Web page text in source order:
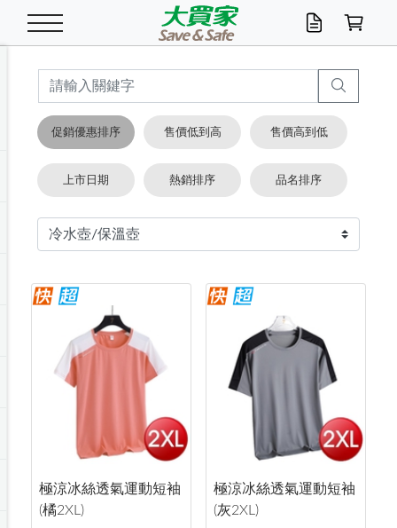
米/五穀/濃湯 米/糙米
五穀/南北貨
湯類/湯塊
油/調味料
食用油
醬油.油膏.蠔油
泡麵 / 麵條
包麵
碗麵/義大利麵
麵條/快煮麵/米粉
魚罐
醬菜/玉米罐
點心罐
休閒零嘴 初一十五拜拜懶
零嘴
堅果/海苔
美味餅乾
餅乾
糕餅/點心
糖果/巧克力
糖果/蜜餞/果凍
巧克力
茶飲料
果汁咖啡
碳酸/礦泉水
機能飲料
箱購飲料
養生保健/常備品 雞精/飲品
機能保健
▶保健品牌推薦
奶粉/穀麥片
奶粉
麥片/玉米片
沖調穀粉/隨手包
特色茶品
綠茶
紅茶
奶茶/花草茶
黑糖桂圓/蜂蜜醋
即溶咖啡
咖啡豆/粉/濾掛
可可/糖/奶精
沐浴乳香皂 沐浴乳
香皂/洗手乳
美髮造型
洗髮/護髮
造型髮品
口腔清潔
牙 刷
牙膏/漱口水
潔顏產品
卸妝/粉刺調理
開架/身體保養
臉部保養
面/眼膜
鍋具/飲水/廚房 鍋具/餐具
保鮮/微波
掃除用具/照明/五金
掃除/清潔用具
洗衣/曬衣用具
電池/延長線
修繕/五金/祭祀
傢飾/收納/衛浴
寢具/家具
收納用品
衛浴/毛巾
寵物食品
寵物清潔/百貨
衛生紙/濕巾 抽取衛生紙/濕巾
廚房紙巾/平版/
箱購免運區
衣物清潔
洗衣精
洗衣粉/皂
漂白水/柔軟精
居家清潔
廚房/餐具清潔
浴廁/水管清潔
居家清潔/除濕芳
衛生棉
成人/嬰兒紙尿褲
箱購免運區
嬰兒尿布
成人紙尿褲
廚房家電 料理鍋具
烤箱/微波/電磁爐
快煮壺/烘碗機
季節家電
除濕/清淨機
風扇/防蚊家電
生活家電
除塵家電
美容家電
電腦周邊
數位週邊
手機/平板周邊
文具/辦公用品 文具用品
辦公文具/收納
玩具/擺設小物
汽機車百貨
機車/腳踏車百貨
汽車百貨
休閒/運動
戶外/休閒用品
健身/按摩/瑜珈
測量/護具/其他
服飾內著
配件
男/女/機能包
冷凍免運 生鮮食品
調理食品
箱購免運
食品免運
清潔用品免運
居家/汽百用品
主題專區
季節活動
店長推薦
這夏不怕熱
促銷優惠排序 售價低到高 售價高到低
上市日期 熱銷排序 品名排序
極涼冰絲透氣運動短袖
(橘2XL)
極涼冰絲透氣運動短袖
(灰2XL)